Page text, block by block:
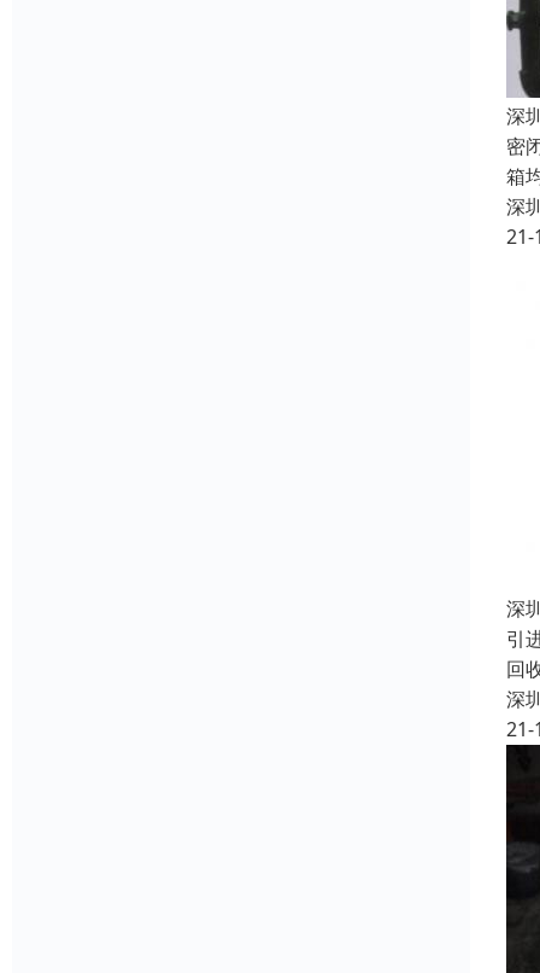
深
密
箱
深
21-
深
引
回
深
21-